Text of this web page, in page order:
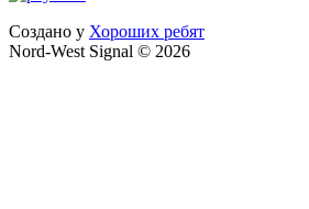
Создано у Хороших ребят
Nord-West Signal © 2026